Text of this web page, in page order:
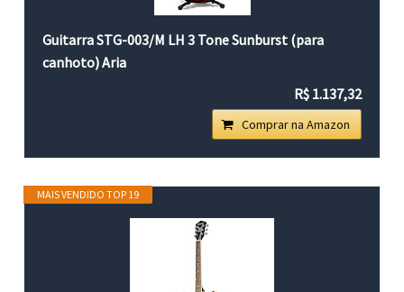
Guitarra STG-003/M LH 3 Tone Sunburst (para
canhoto) Aria
R$ 1.137,32
Comprar na Amazon
MAIS VENDIDO TOP 19